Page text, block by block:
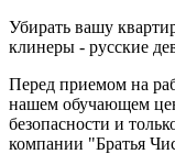
Убирать вашу
клинеры - русские
Перед приемом на
нашем обучающем
безопасности и
компании "Братья